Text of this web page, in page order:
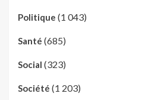
Politique (1 043)
Santé (685)
Social (323)
Société (1 203)